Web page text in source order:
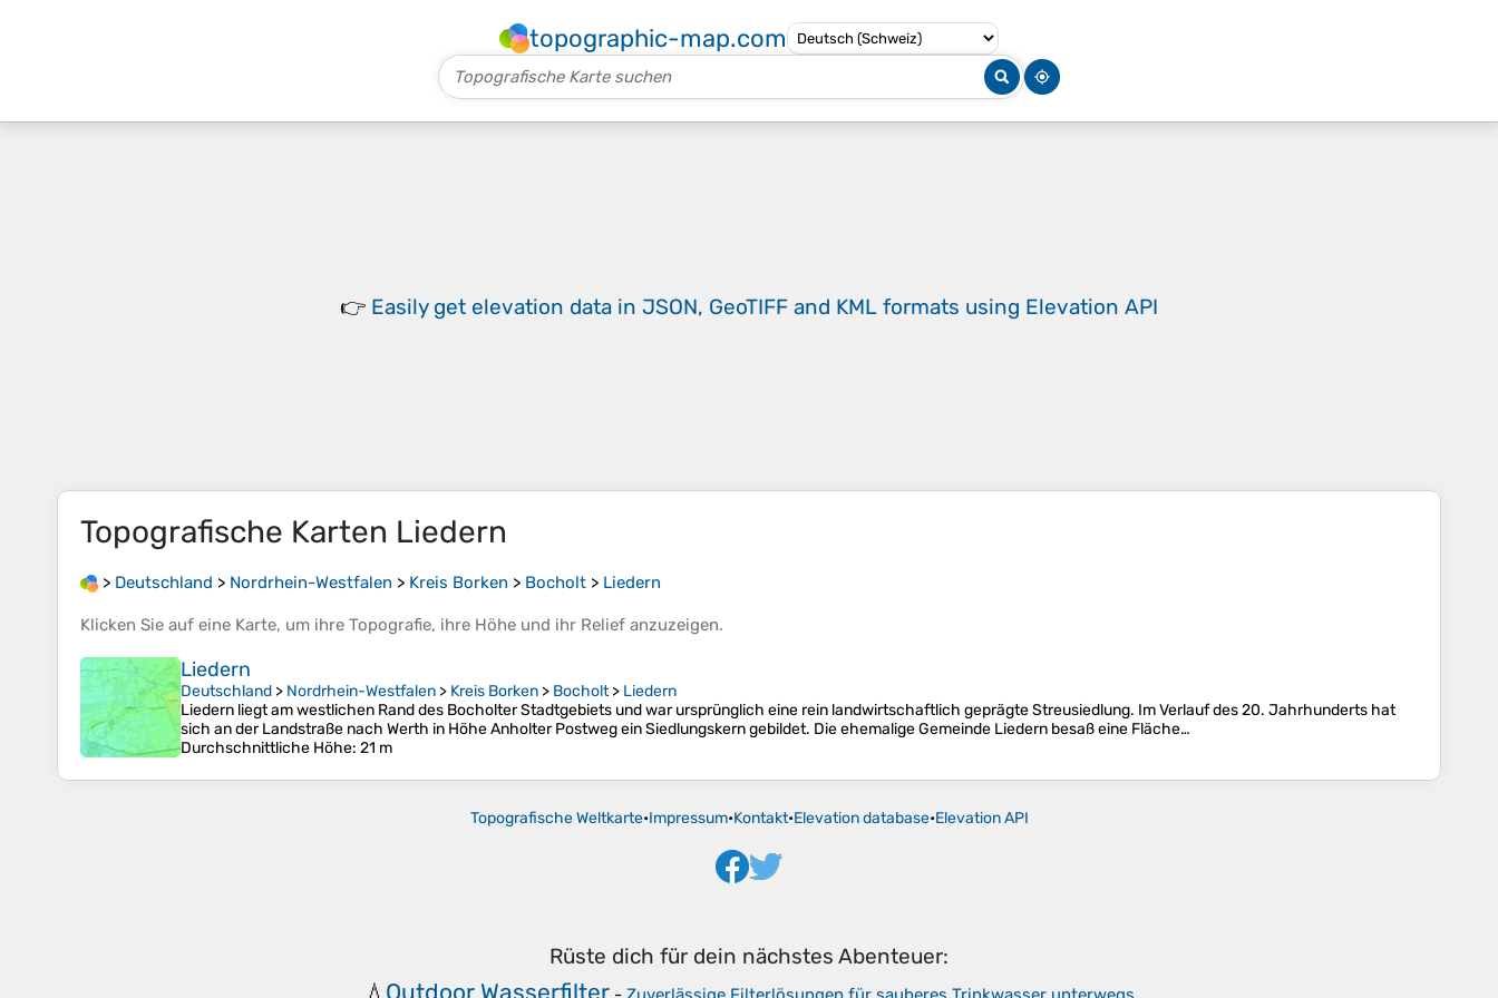
topographic-map.com
👉 Easily get elevation data in JSON, GeoTIFF and KML formats using Elevation API
Topografische Karten Liedern
> Deutschland > Nordrhein-Westfalen > Kreis Borken > Bocholt > Liedern
Klicken Sie auf eine Karte, um ihre Topografie, ihre Höhe und ihr Relief anzuzeigen.
Liedern
Deutschland > Nordrhein-Westfalen > Kreis Borken > Bocholt> Liedern
Liedern liegt am westlichen Rand des Bocholter Stadtgebiets und war ursprünglich eine rein landwirtschaftlich geprägte Streusiedlung. Im Verlauf des 20. Jahrhunderts hat
sich an der Landstraße nach Werth in Höhe Anholter Postweg ein Siedlungskern gebildet. Die ehemalige Gemeinde Liedern besaß eine Fläche…
Durchschnittliche Höhe: 21 m
Topografische Weltkarte•Impressum•Kontakt•Elevation database•Elevation API
Rüste dich für dein nächstes Abenteuer:
💧 Outdoor Wasserfilter